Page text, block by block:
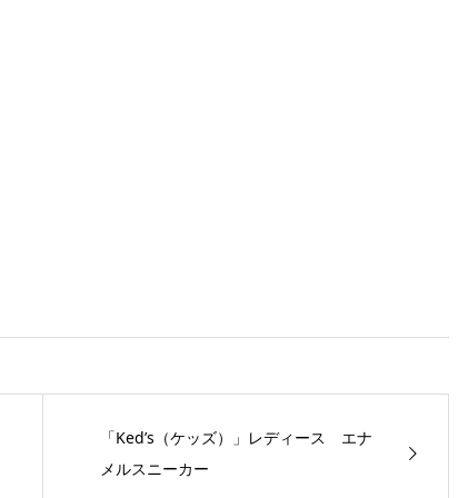
「Ked’s（ケッズ）」レディース エナ
メルスニーカー